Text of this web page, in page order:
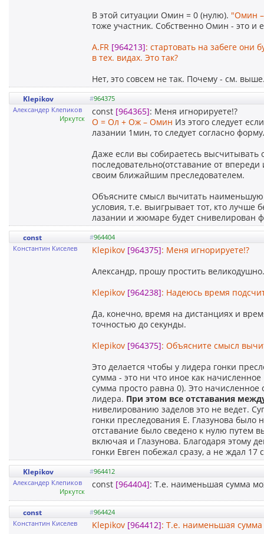
В этой ситуации Омин = 0 (нулю). "Омин –
тоже участник. Собственно Омин - это и
A.FR [964213]: стартовать на забеге они
в тех. видах. Это так?
Нет, это совсем не так. Почему - см.
Klepikov #964375
Александер Клепиков
Иркутск
const [964365]: Меня игнорируете!?
О = Ол + Ож – Омин Из этого следует
лазании 1мин, то следует согласно
Даже если вы собираетесь высчитывать
последовательно(отставание от
своим ближайшим преследователем.
Объясните смысл вычитать наименьшую
условия, т.е. выигрывает тот, кто лучше
лазании и жюмаре будет снивелирован
const #964404
Константин Киселев
Klepikov [964375]: Меня игнорируете!?
Александр, прошу простить
Klepikov [964238]: Надеюсь время
Да, конечно, время на дистанциях и
точностью до секунды.
Klepikov [964375]: Объясните смысл
Это делается чтобы у лидера гонки
сумма - это ни что иное как
сумма просто равна 0). Это начисленное
лидера. При этом все отставания
нивелированию заделов это не ведет.
гонки преследования Е. Глазунова было
отставание было сведено к нулю путем
включая и Глазунова. Благодаря этому
гонки Евген побежал сразу, а не ждал 17
Klepikov #964412
Александер Клепиков
Иркутск
const [964404]: Т.е. наименьшая сумма
const #964424
Константин Киселев
Klepikov [964412]: Т.е. наименьшая сумма